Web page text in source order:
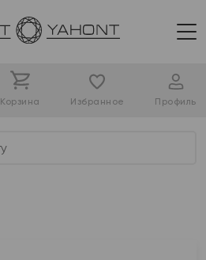
Корзина Избранное Профиль